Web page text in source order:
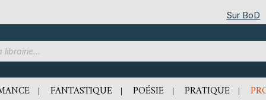
Sur BoD
FANTASTIQUE POÉSIE PRATIQUE